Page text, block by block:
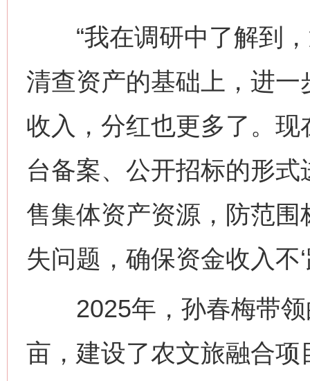
“我在调研中了解到，
清查资产的基础上，进
收入，分红也更多了。
台备案、公开招标的形
售集体资产资源，防范
失问题，确保资金收入不
2025年，孙春梅带领
亩，建设了农文旅融合